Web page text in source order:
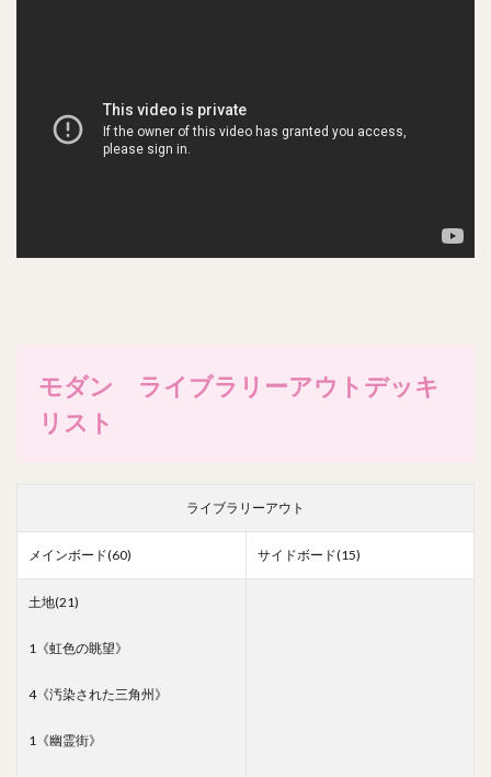
モダン ライブラリーアウトデッキ
リスト
ライブラリーアウト
メインボード(60) サイドボード(15)
土地(21)
1《虹色の眺望》
4《汚染された三角州》
1《幽霊街》